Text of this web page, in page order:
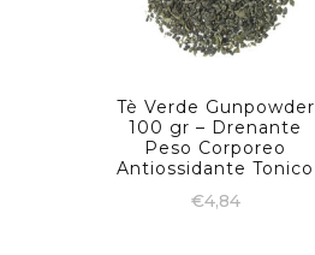
Tè Verde Gunpowder
100 gr – Drenante
Peso Corporeo
Antiossidante Tonico
€4,84